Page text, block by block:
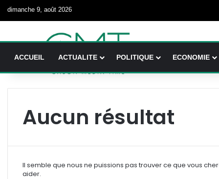
dimanche 9, août 2026
ACCUEIL ACTUALITE POLITIQUE ECONOMIE
Aucun résultat
Il semble que nous ne puissions pas trouver ce que vous
aider.